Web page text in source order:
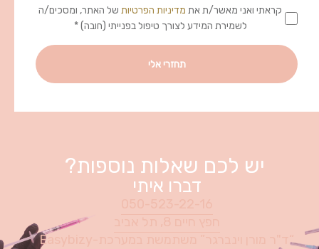
קראתי ואני מאשר/ת את מדיניות הפרטיות של האתר, ומסכים/ה
לשמירת המידע לצורך טיפול בפנייתי (חובה) *
יש לכם שאלות נוספות?
דברו איתי
“ד"ר מורן וינברגר” משתמשת במערכת-Easybizy